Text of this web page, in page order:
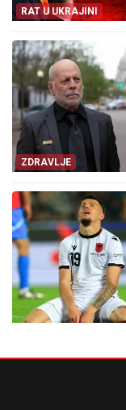
RAT U UKRAJINI
ZDRAVLJE